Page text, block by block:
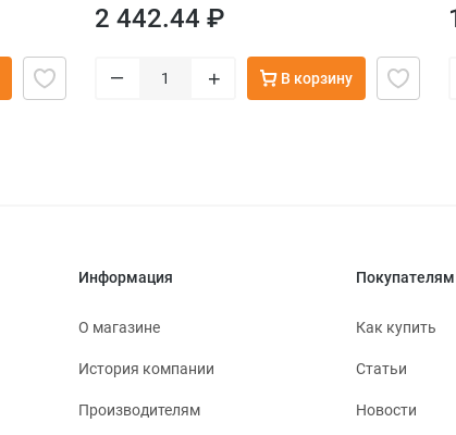
2 442.44 ₽
– + В корзину
Информация
О магазине
История компании
Производителям
Покупателям
Как купить
Статьи
Новости